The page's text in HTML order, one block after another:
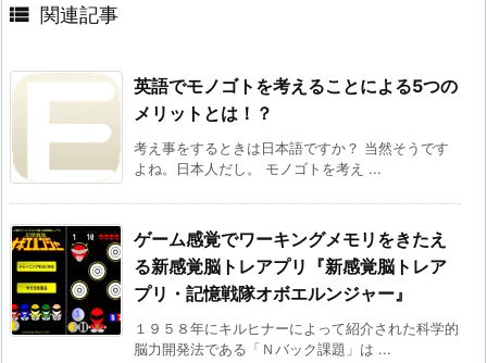
 関連記事
英語でモノゴトを考えることによる5つの
メリットとは！？
考え事をするときは日本語ですか？ 当然そうです
よね。日本人だし。 モノゴトを考え ...
ゲーム感覚でワーキングメモリをきたえ
る新感覚脳トレアプリ『新感覚脳トレア
プリ・記憶戦隊オボエルンジャー』
１９５８年にキルヒナーによって紹介された科学的
脳力開発法である「Ｎバック課題」は ...